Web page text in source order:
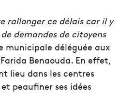
rallonger ce délais car il y
demandes de citoyens
municipale déléguée aux
Benaouda. En effet,
lieu dans les centres
peaufiner ses idées